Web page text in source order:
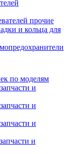
прочие
и кольца для
по моделям
и
и
и
и